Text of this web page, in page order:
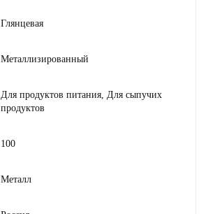
Глянцевая
Металлизированный
Для продуктов питания, Для сыпучих
продуктов
100
Металл